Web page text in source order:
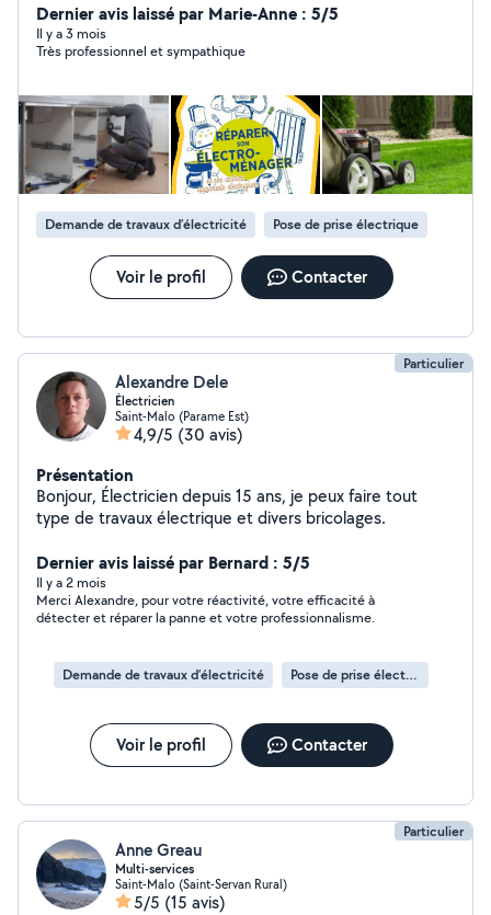
panne : électroménager, ainsi que petits travaux
d'électricité du bâtiment. Montage et assemblage de
meubles, canapés, lits et autres équipements. Travaux
tableaux, miroirs, téléviseurs, étagères et divers
accessoires. Entretien de jardin : tonte de pelouse et
petits travaux de jardinage. Sérieux, soigneux et
efficace, je m'engage à réaliser un travail de qualité
adapté à vos besoins.
Dernier avis laissé par Marie-Anne : 5/5
Il y a 3 mois
Très professionnel et sympathique
Demande de travaux d’électricité Pose de prise électrique
Voir le profil Contacter
Particulier
Alexandre Dele
Électricien
Saint-Malo (Parame Est)
4,9/5 (30 avis)
Présentation
Bonjour, Électricien depuis 15 ans, je peux faire tout
type de travaux électrique et divers bricolages.
Dernier avis laissé par Bernard : 5/5
Il y a 2 mois
Merci Alexandre, pour votre réactivité, votre efficacité à
détecter et réparer la panne et votre professionnalisme.
Demande de travaux d’électricité Pose de prise électrique
Voir le profil Contacter
Particulier
Anne Greau
Multi-services
Saint-Malo (Saint-Servan Rural)
5/5 (15 avis)